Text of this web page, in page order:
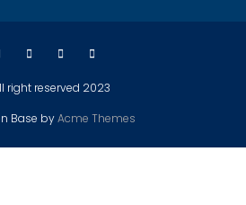
right reserved 2023
Base byAcme Themes